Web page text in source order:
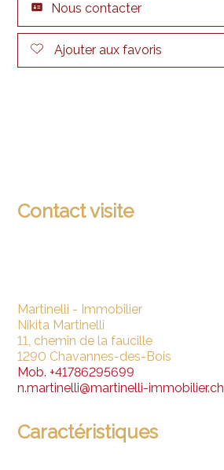
Nous contacter
Ajouter aux favoris
Contact visite
Martinelli - Immobilier
Nikita Martinelli
11, chemin de la faucille
1290 Chavannes-des-Bois
Mob.+41786295699
n.martinelli@martinelli-immobilier.ch
Caractéristiques